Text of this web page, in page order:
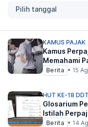
Pilih tanggal
KAMUS PAJAK
Kamus
Memahami
Berita • 15
HUT KE-18
Glosarium
Istilah
Berita • 14